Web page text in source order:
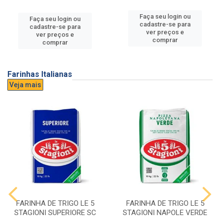
Faça seu login ou
cadastre-se para
ver preços e
comprar
Faça seu login ou
cadastre-se para
ver preços e
comprar
Farinhas Italianas
Veja mais
FARINHA DE TRIGO LE 5
STAGIONI SUPERIORE SC
FARINHA DE TRIGO LE 5
STAGIONI NAPOLE VERDE